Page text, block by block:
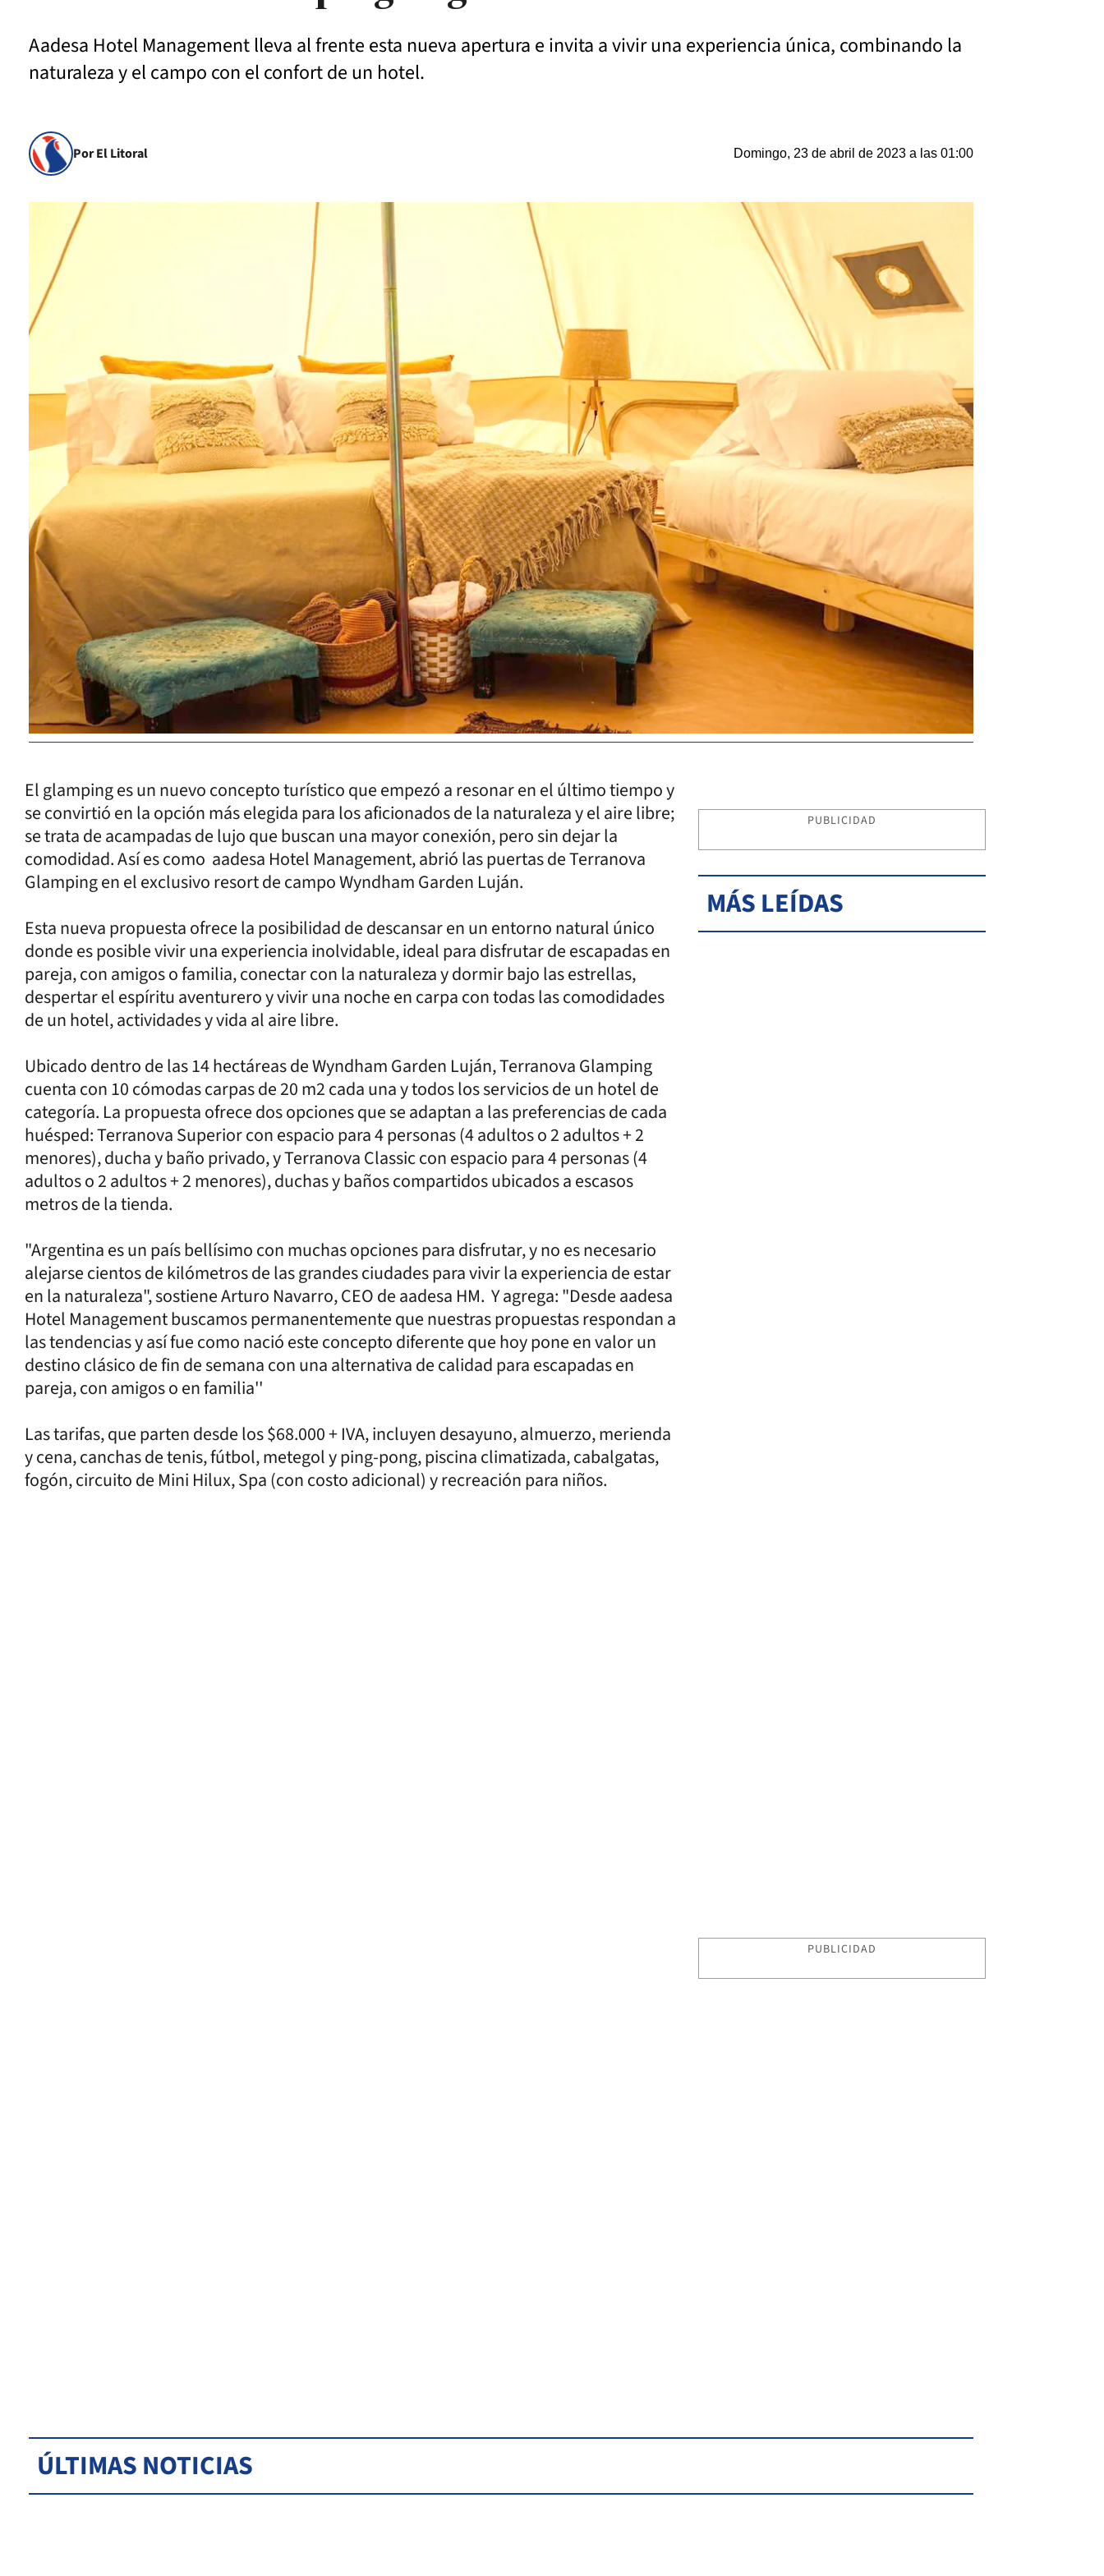
Aadesa Hotel Management lleva al frente esta nueva apertura e invita a vivir una experiencia única, combinando la
naturaleza y el campo con el confort de un hotel.
Por El Litoral Domingo, 23 de abril de 2023 a las 01:00
El glamping es un nuevo concepto turístico que empezó a resonar en el último tiempo y
se convirtió en la opción más elegida para los aficionados de la naturaleza y el aire libre;
se trata de acampadas de lujo que buscan una mayor conexión, pero sin dejar la
comodidad. Así es como aadesa Hotel Management, abrió las puertas de Terranova
Glamping en el exclusivo resort de campo Wyndham Garden Luján.
Esta nueva propuesta ofrece la posibilidad de descansar en un entorno natural único
donde es posible vivir una experiencia inolvidable, ideal para disfrutar de escapadas en
pareja, con amigos o familia, conectar con la naturaleza y dormir bajo las estrellas,
despertar el espíritu aventurero y vivir una noche en carpa con todas las comodidades
de un hotel, actividades y vida al aire libre.
Ubicado dentro de las 14 hectáreas de Wyndham Garden Luján, Terranova Glamping
cuenta con 10 cómodas carpas de 20 m2 cada una y todos los servicios de un hotel de
categoría. La propuesta ofrece dos opciones que se adaptan a las preferencias de cada
huésped: Terranova Superior con espacio para 4 personas (4 adultos o 2 adultos + 2
menores), ducha y baño privado, y Terranova Classic con espacio para 4 personas (4
adultos o 2 adultos + 2 menores), duchas y baños compartidos ubicados a escasos
metros de la tienda.
"Argentina es un país bellísimo con muchas opciones para disfrutar, y no es necesario
alejarse cientos de kilómetros de las grandes ciudades para vivir la experiencia de estar
en la naturaleza", sostiene Arturo Navarro, CEO de aadesa HM. Y agrega: "Desde aadesa
Hotel Management buscamos permanentemente que nuestras propuestas respondan a
las tendencias y así fue como nació este concepto diferente que hoy pone en valor un
destino clásico de fin de semana con una alternativa de calidad para escapadas en
pareja, con amigos o en familia''
Las tarifas, que parten desde los $68.000 + IVA, incluyen desayuno, almuerzo, merienda
y cena, canchas de tenis, fútbol, metegol y ping-pong, piscina climatizada, cabalgatas,
fogón, circuito de Mini Hilux, Spa (con costo adicional) y recreación para niños.
PUBLICIDAD
MÁS LEÍDAS
PUBLICIDAD
ÚLTIMAS NOTICIAS